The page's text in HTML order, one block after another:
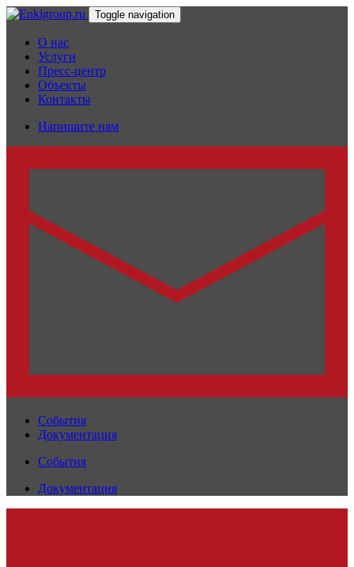
Toggle navigation
О нас
Услуги
Пресс-центр
Объекты
Контакты
Напишите нам
События
Документация
События
Документация